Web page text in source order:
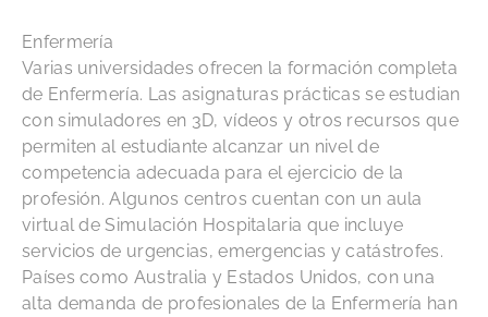
Enfermería
Varias universidades ofrecen la formación completa
de Enfermería. Las asignaturas prácticas se estudian
con simuladores en 3D, vídeos y otros recursos que
permiten al estudiante alcanzar un nivel de
competencia adecuada para el ejercicio de la
profesión. Algunos centros cuentan con un aula
virtual de Simulación Hospitalaria que incluye
servicios de urgencias, emergencias y catástrofes.
Países como Australia y Estados Unidos, con una
alta demanda de profesionales de la Enfermería han